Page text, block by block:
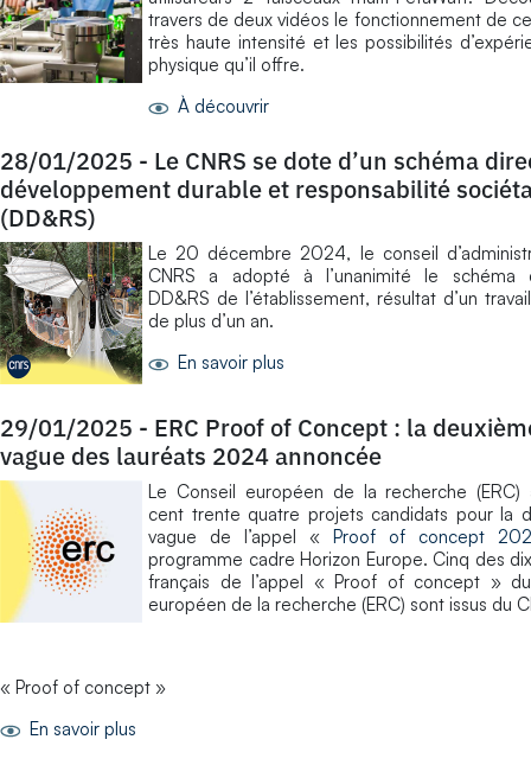
travers de deux vidéos le fonctionnement de
très haute intensité et les possibilités
physique qu’il offre.
À découvrir
28/01/2025 - Le CNRS se dote d’un schéma
développement durable et responsabilité
(DD&RS)
Le 20 décembre 2024, le conseil
CNRS a adopté à l’unanimité le schéma
DD&RS de l’établissement, résultat d’un
de plus d’un an.
En savoir plus
29/01/2025 - ERC Proof of Concept : la
vague des lauréats 2024 annoncée
Le Conseil européen de la recherche (ERC)
cent trente quatre projets candidats pour la
vague de l’appel « Proof of concept
programme cadre Horizon Europe. Cinq des
français de l’appel « Proof of concept »
européen de la recherche (ERC) sont issus du
« Proof of concept »
En savoir plus